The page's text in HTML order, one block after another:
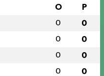
O P
0 0
0 0
0 0
0 0